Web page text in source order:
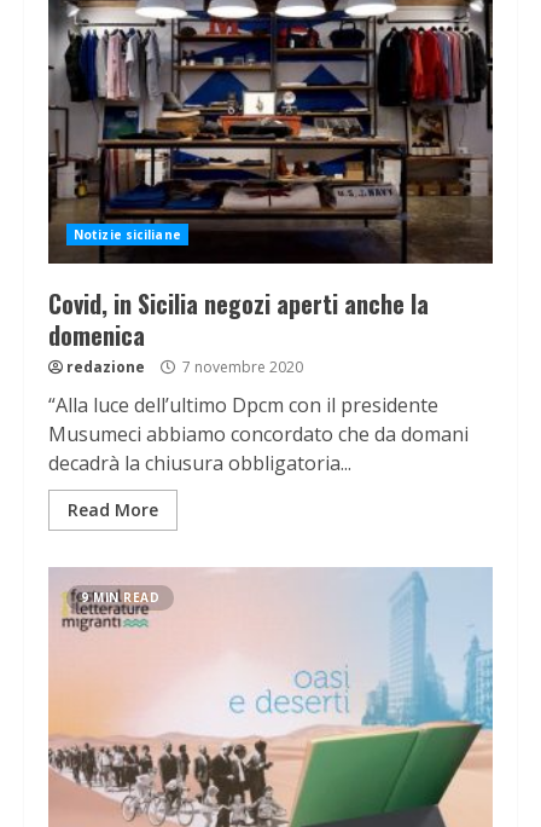
Notizie siciliane
Covid, in Sicilia negozi aperti anche la
domenica
redazione 7 novembre 2020
“Alla luce dell’ultimo Dpcm con il presidente
Musumeci abbiamo concordato che da domani
decadrà la chiusura obbligatoria...
Read More
9 MIN READ